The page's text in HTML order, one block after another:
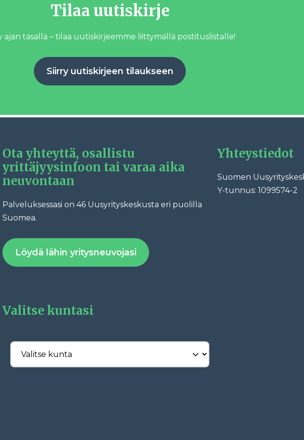
Tilaa uutiskirje
ajan tasalla – tilaa uutiskirjeemme liittymällä postituslistalle!
Siirry uutiskirjeen tilaukseen
Ota yhteyttä, osallistu
yrittäjyysinfoon tai varaa aika
neuvontaan
Palveluksessasi on 46 Uusyrityskeskusta eri puolilla
Suomea.
Löydä lähin yritysneuvojasi
Valitse kuntasi
Yhteystiedot
Suomen
Y-tunnus: 1099574-2